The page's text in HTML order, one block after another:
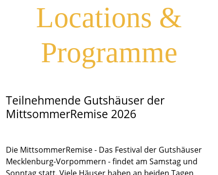
Locations &
Programme
Teilnehmende Gutshäuser der
MittsommerRemise 2026
Die MittsommerRemise - Das Festival der Gutshäuser
Mecklenburg-Vorpommern - findet am Samstag und
Sonntag statt. Viele Häuser haben an beiden Tagen